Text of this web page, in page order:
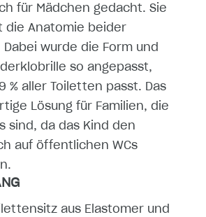
für Mädchen gedacht. Sie
die Anatomie beider
wurde die Form und
so angepasst,
% aller Toiletten passt. Das
Lösung für Familien, die
sind, da das Kind den
auf öffentlichen WCs
aus Elastomer und